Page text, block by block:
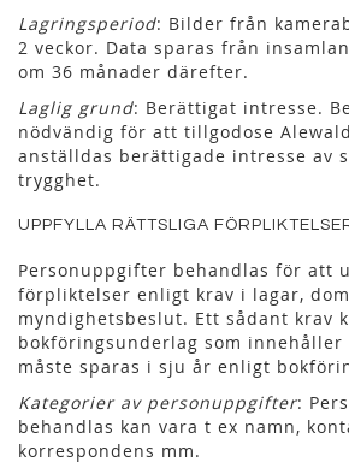
Lagringsperiod: Bilder från
2 veckor. Data sparas från
om 36 månader därefter.
Laglig grund: Berättigat intresse.
nödvändig för att tillgodose
anställdas berättigade intresse av
trygghet.
UPPFYLLA RÄTTSLIGA
Personuppgifter behandlas för att
förpliktelser enligt krav i lagar,
myndighetsbeslut. Ett sådant krav
bokföringsunderlag som
måste sparas i sju år enligt
Kategorier av personuppgifter:
behandlas kan vara t ex namn,
korrespondens mm.